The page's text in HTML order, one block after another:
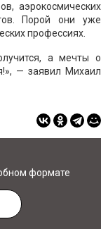
аэрокосмических
Порой они уже
профессиях.
а мечты о
— заявил Михаил
формате